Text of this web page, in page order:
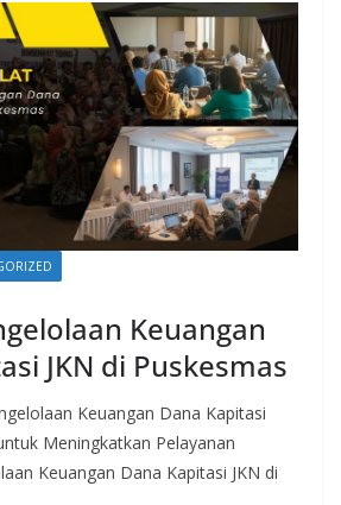
Keuangan
JKN di Puskesmas
Keuangan Dana Kapitasi
Meningkatkan Pelayanan
Keuangan Dana Kapitasi JKN di